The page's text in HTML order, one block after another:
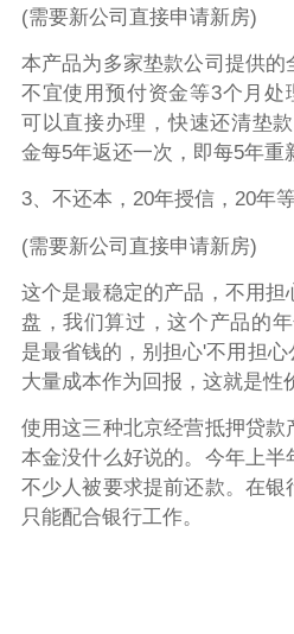
(需要新公司直接申请新房)
本产品为多家垫款公司提供的
不宜使用预付资金等3个月处
可以直接办理，快速还清垫
金每5年返还一次，即每5年重
3、不还本，20年授信，20年
(需要新公司直接申请新房)
这个是最稳定的产品，不用担
盘，我们算过，这个产品的
是最省钱的，别担心'不用担
大量成本作为回报，这就是性
使用这三种北京经营抵押贷
本金没什么好说的。今年上半
不少人被要求提前还款。在
只能配合银行工作。